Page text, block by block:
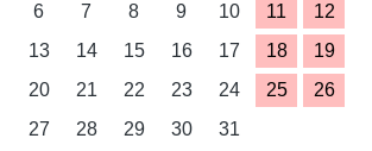
6
7 8 9 10 11
12
13
14 15 16 17 18
19
20
21 22 23 24 25
26
27
28 29 30 31